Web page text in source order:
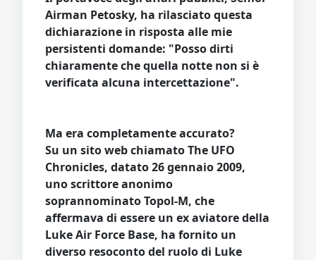
Airman Petosky, ha rilasciato questa
dichiarazione in risposta alle mie
persistenti domande: "Posso dirti
chiaramente che quella notte non si è
verificata alcuna intercettazione".
Ma era completamente accurato?
Su un sito web chiamato The UFO
Chronicles, datato 26 gennaio 2009,
uno scrittore anonimo
soprannominato Topol-M, che
affermava di essere un ex aviatore della
Luke Air Force Base, ha fornito un
diverso resoconto del ruolo di Luke